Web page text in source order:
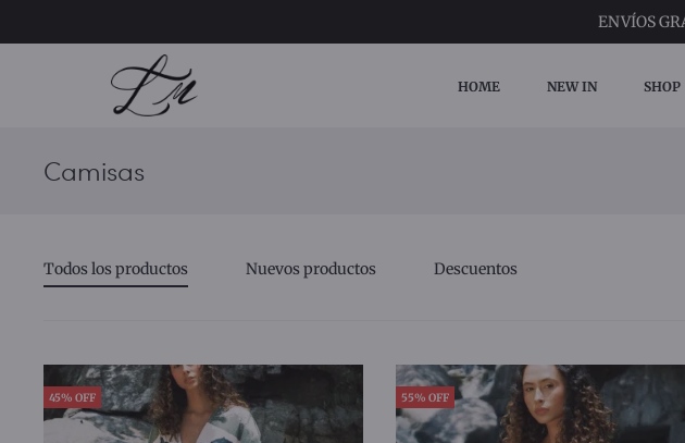
ENVÍOS
HOME NEW IN SHOP
Camisas
Todos los productos Nuevos productos Descuentos
45% OFF 55% OFF